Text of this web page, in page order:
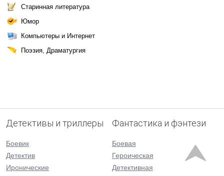
Старинная литература
Юмор
Компьютеры и Интернет
Поэзия, Драматургия
Детективы и триллеры
Боевик
Детектив
Иронические
Фантастика и фэнтези
Боевая
Героическая
Детективная